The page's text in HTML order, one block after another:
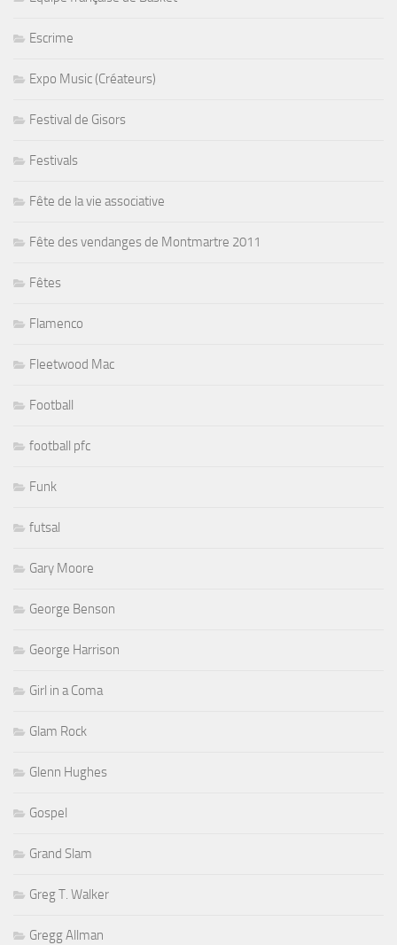
Escrime
Expo Music (Créateurs)
Festival de Gisors
Festivals
Fête de la vie associative
Fête des vendanges de Montmartre 2011
Fêtes
Flamenco
Fleetwood Mac
Football
football pfc
Funk
futsal
Gary Moore
George Benson
George Harrison
Girl in a Coma
Glam Rock
Glenn Hughes
Gospel
Grand Slam
Greg T. Walker
Gregg Allman